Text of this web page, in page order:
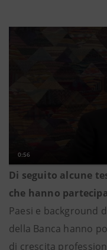
Di seguito alcune
che hanno
Paesi e background
della Banca hanno
di crescita